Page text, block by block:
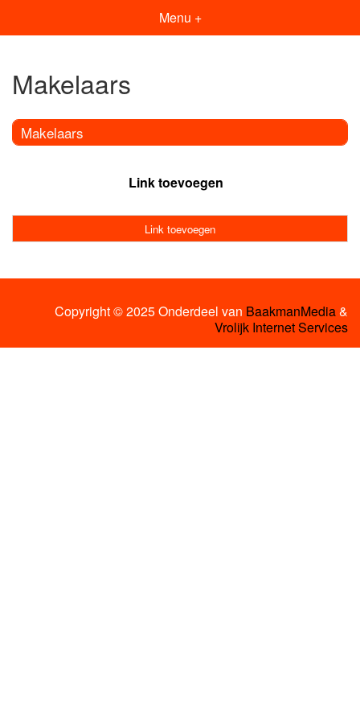
Menu +
Makelaars
Makelaars
Link toevoegen
Link toevoegen
Copyright © 2025 Onderdeel van BaakmanMedia&
Vrolijk Internet Services